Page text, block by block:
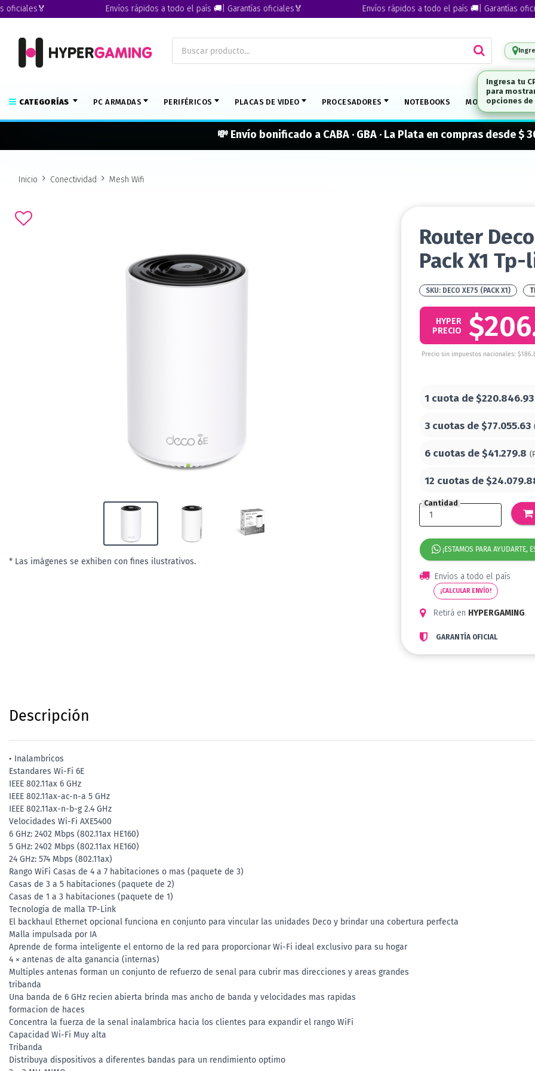
Envíos rápidos a todo el país 🚚| Garantías oficiales🏅 Envíos rápidos a todo el país 🚚| Garantías oficiales🏅
CATEGORÍAS PC ARMADAS PERIFÉRICOS PLACAS DE VIDEO PROCESADORES NOTEBOOKS MONITORES
💸 Envío bonificado a CABA · GBA · La Plata en compras desde $
Inicio Conectividad Mesh Wifi
* Las imágenes se exhiben con fines ilustrativos.
Router
Pack X1
DECO XE75 (PACK X1)
HYPER
PRECIO
Precio sin impuestos nacionales:
1 cuota de$220.846.93
3 cuotas de$77.055.63
6 cuotas de$41.279.8
12 cuotas de
Cantidad
¡ESTAMOS PARA AYUDARTE,
Envíos a todo el país
¡CALCULAR ENVÍO!
Retirá en HYPERGAMING.
GARANTÍA OFICIAL
Descripción
• Inalambricos
Estandares Wi-Fi 6E
IEEE 802.11ax 6 GHz
IEEE 802.11ax-ac-n-a 5 GHz
IEEE 802.11ax-n-b-g 2.4 GHz
Velocidades Wi-Fi AXE5400
6 GHz: 2402 Mbps (802.11ax HE160)
5 GHz: 2402 Mbps (802.11ax HE160)
24 GHz: 574 Mbps (802.11ax)
Rango WiFi Casas de 4 a 7 habitaciones o mas (paquete de 3)
Casas de 3 a 5 habitaciones (paquete de 2)
Casas de 1 a 3 habitaciones (paquete de 1)
Tecnologia de malla TP-Link
El backhaul Ethernet opcional funciona en conjunto para vincular las unidades Deco y brindar una cobertura perfecta
Malla impulsada por IA
Aprende de forma inteligente el entorno de la red para proporcionar Wi-Fi ideal exclusivo para su hogar
4 × antenas de alta ganancia (internas)
Multiples antenas forman un conjunto de refuerzo de senal para cubrir mas direcciones y areas grandes
tribanda
Una banda de 6 GHz recien abierta brinda mas ancho de banda y velocidades mas rapidas
formacion de haces
Concentra la fuerza de la senal inalambrica hacia los clientes para expandir el rango WiFi
Capacidad Wi-Fi Muy alta
Tribanda
Distribuya dispositivos a diferentes bandas para un rendimiento optimo